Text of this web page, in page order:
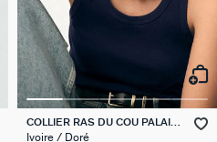
COLLIER RAS DU COU PALAIS
ROYAL
Ivoire / Doré